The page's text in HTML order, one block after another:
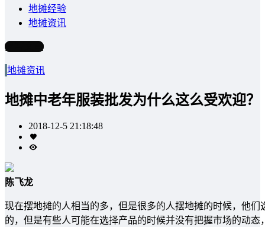
地摊经验
地摊资讯
写文章
地摊资讯
地摊中老年服装批发为什么这么受欢迎？
2018-12-5 21:18:48
陈飞龙
现在摆地摊的人相当的多，但是很多的人摆地摊的时候，他
的，但是有些人可能在选择产品的时候并没有把握市场的动